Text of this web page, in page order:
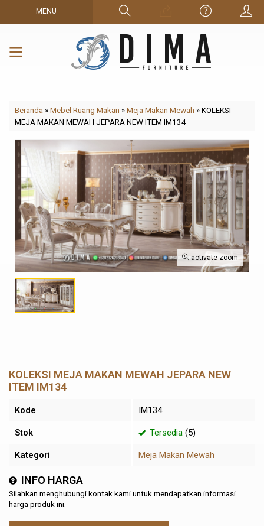
MENU
Beranda »Mebel Ruang Makan »Meja Makan Mewah »KOLEKSI
MEJA MAKAN MEWAH JEPARA NEW ITEM IM134
activate zoom
KOLEKSI MEJA MAKAN MEWAH JEPARA NEW
ITEM IM134
Kode IM134
Stok Tersedia (5)
Kategori Meja Makan Mewah
INFO HARGA
Silahkan menghubungi kontak kami untuk mendapatkan informasi
harga produk ini.